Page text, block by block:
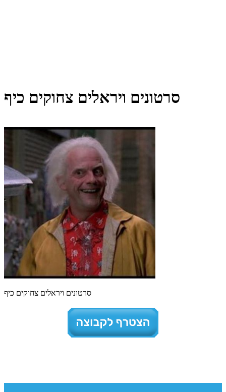
סרטונים ויראלים צחוקים כיף
סרטונים ויראלים צחוקים כיף